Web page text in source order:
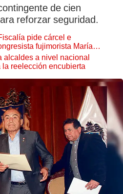
de cien
reforzar seguridad.
pide cárcel e
fujimorista María
alcaldes a nivel nacional
reelección encubierta